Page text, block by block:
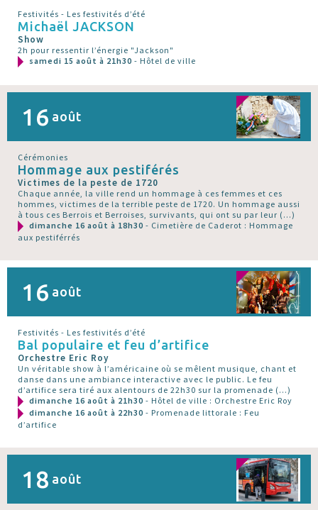
Festivités - Les festivités d’été
Michaël JACKSON
Show
2h pour ressentir l’énergie "Jackson"
samedi 15 août à 21h30 - Hôtel de ville
16 août
Cérémonies
Hommage aux pestiférés
Victimes de la peste de 1720
Chaque année, la ville rend un hommage à ces femmes et ces
hommes, victimes de la terrible peste de 1720. Un hommage aussi
à tous ces Berrois et Berroises, survivants, qui ont su par leur (…)
dimanche 16 août à 18h30 - Cimetière de Caderot : Hommage
aux pestiférrés
16 août
Festivités - Les festivités d’été
Bal populaire et feu d’artifice
Orchestre Eric Roy
Un véritable show à l’américaine où se mêlent musique, chant et
danse dans une ambiance interactive avec le public. Le feu
d’artifice sera tiré aux alentours de 22h30 sur la promenade (…)
dimanche 16 août à 21h30 - Hôtel de ville : Orchestre Eric Roy
dimanche 16 août à 22h30 - Promenade littorale : Feu
d’artifice
18 août